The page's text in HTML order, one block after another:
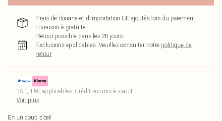
Frais de douane et d’importation UE ajoutés lors du paiement.
Livraison à gratuite !
Retour possible dans les 28 jours
Exclusions applicables. Veuillez consulter notre politique de
retour
18+, T&C applicables. Crédit soumis à statut
Voir plus
En un coup d’œil